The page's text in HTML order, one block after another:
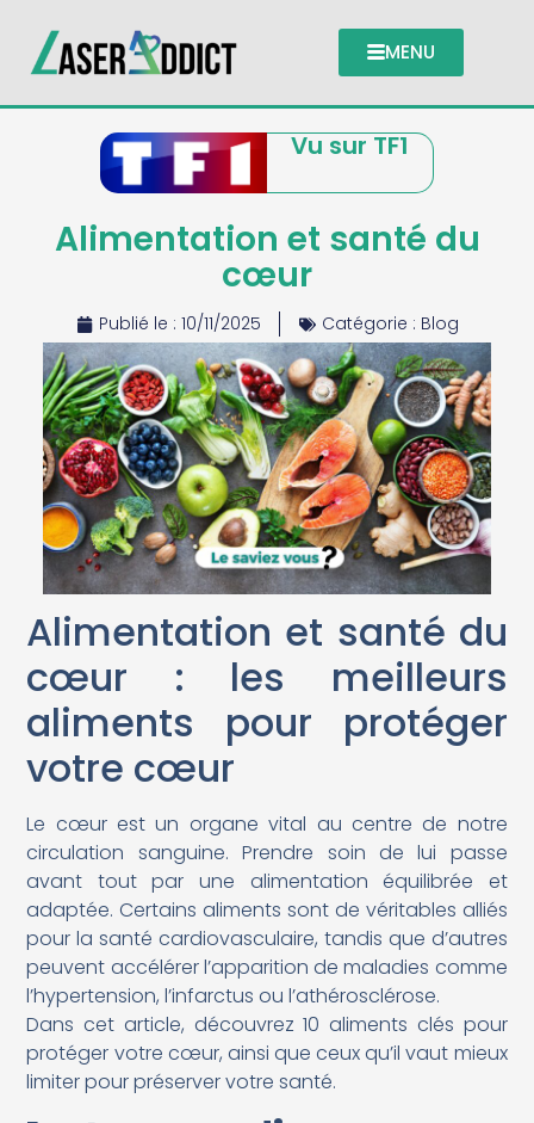
MENU
Vu sur TF1
Alimentation et santé du
cœur
Publié le : 10/11/2025 Catégorie : Blog
Alimentation et santé du
cœur : les meilleurs
aliments pour protéger
votre cœur
Le cœur est un organe vital au centre de notre
circulation sanguine. Prendre soin de lui passe
avant tout par une alimentation équilibrée et
adaptée. Certains aliments sont de véritables alliés
pour la santé cardiovasculaire, tandis que d’autres
peuvent accélérer l’apparition de maladies comme
l’hypertension, l’infarctus ou l’athérosclérose.
Dans cet article, découvrez 10 aliments clés pour
protéger votre cœur, ainsi que ceux qu’il vaut mieux
limiter pour préserver votre santé.